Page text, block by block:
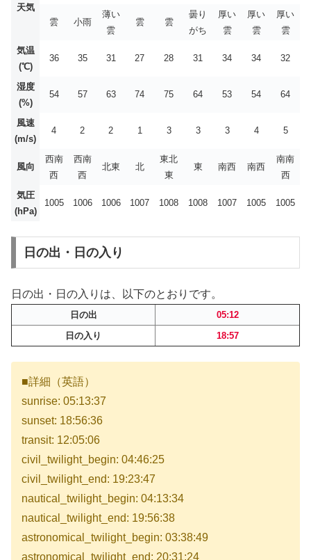
天気
雲
小雨
薄い
雲
雲 雲
曇り
がち
厚い
雲
厚い
雲
厚い
雲
気温
(℃)
36 35 31 27 28 31 34 34 32
湿度
(%)
54 57 63 74 75 64 53 54 64
風速
(m/s)
4 2 2 1 3 3 3 4 5
風向
西南
西
西南
西
北東 北
東北
東
東 南西 南西
南南
西
気圧
(hPa)
1005 1006 1006 1007 1008 1008 1007 1005 1005
日の出・日の入り
日の出・日の入りは、以下のとおりです。
日の出
05:12
日の入り
18:57
■詳細（英語）
sunrise: 05:13:37
sunset: 18:56:36
transit: 12:05:06
civil_twilight_begin: 04:46:25
civil_twilight_end: 19:23:47
nautical_twilight_begin: 04:13:34
nautical_twilight_end: 19:56:38
astronomical_twilight_begin: 03:38:49
astronomical_twilight_end: 20:31:24